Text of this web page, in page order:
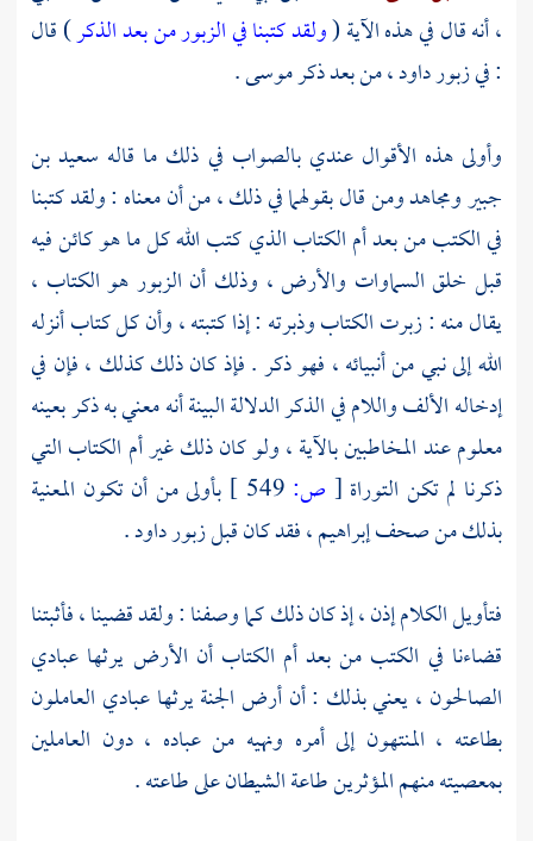
، أنه قال في هذه الآية (ولقد كتبنا في الزبور من بعد الذكر) قال
: في زبورداود، من بعد ذكرموسى.
وأولى هذه الأقوال عندي بالصواب في ذلك ما قاله سعيد بن
جبيرومجاهدومن قال بقولهما في ذلك ، من أن معناه : ولقد كتبنا
في الكتب من بعد أم الكتاب الذي كتب الله كل ما هو كائن فيه
قبل خلق السماوات والأرض ، وذلك أن الزبور هو الكتاب ،
يقال منه : زبرت الكتاب وذبرته : إذا كتبته ، وأن كل كتاب أنزله
الله إلى نبي من أنبيائه ، فهو ذكر . فإذ كان ذلك كذلك ، فإن في
إدخاله الألف واللام في الذكر الدلالة البينة أنه معني به ذكر بعينه
معلوم عند المخاطبين بالآية ، ولو كان ذلك غير أم الكتاب التي
ذكرنا لم تكن التوراة [ ص:
بأولى من أن تكون المعنية
بذلك من صحفإبراهيم، فقد كان قبل زبورداود.
فتأويل الكلام إذن ، إذ كان ذلك كما وصفنا : ولقد قضينا ، فأثبتنا
قضاءنا في الكتب من بعد أم الكتاب أن الأرض يرثها عبادي
الصالحون ، يعني بذلك : أن أرض الجنة يرثها عبادي العاملون
بطاعته ، المنتهون إلى أمره ونهيه من عباده ، دون العاملين
بمعصيته منهم المؤثرين طاعة الشيطان على طاعته .